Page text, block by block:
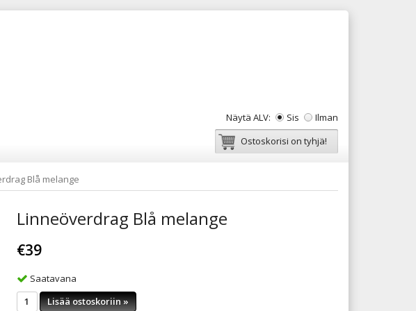
Näytä ALV: Sis
Ilman
Ostoskorisi on tyhjä!
Blå melange
Linneöverdrag Blå melange
€39
Saatavana
Lisää ostoskoriin »